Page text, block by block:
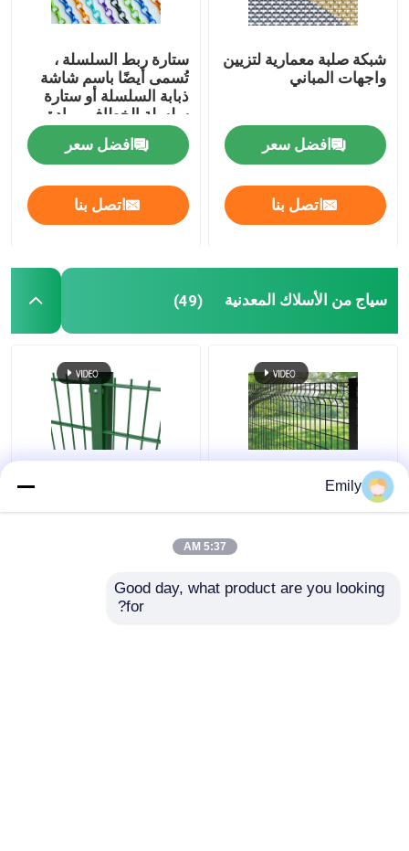
شبكة صلبة معمارية لتزيين
واجهات المباني
افضل سعر
اتصل بنا
ستارة ربط السلسلة ،
تُسمى أيضًا باسم شاشة
ذبابة السلسلة أو ستارة
سلسلة الخطاف ، مادة
الألومنيوم المؤكسد
افضل سعر
اتصل بنا
سياج من الأسلاك المعدنية (49)
أمان معدني سياج من
سياج سلك مزدوج بعرض
Emily
5:37 AM
Good day, what product are you looking
for?